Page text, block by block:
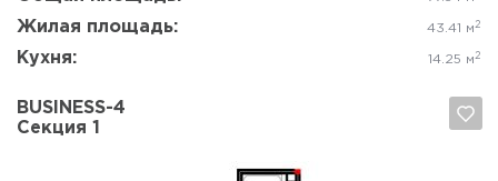
Жилая площадь: 43.41 м 2
Кухня: 14.25 м 2
BUSINESS-4
Секция 1